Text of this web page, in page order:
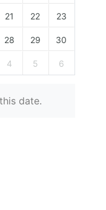
21 22 23
28 29 30
4 5 6
date.